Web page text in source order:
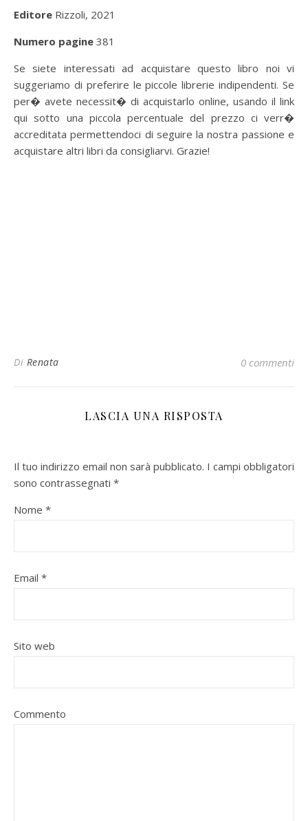
Editore Rizzoli, 2021
Numero pagine 381
Se siete interessati ad acquistare questo libro noi vi
suggeriamo di preferire le piccole librerie indipendenti. Se
per� avete necessit� di acquistarlo online, usando il link
qui sotto una piccola percentuale del prezzo ci verr�
accreditata permettendoci di seguire la nostra passione e
acquistare altri libri da consigliarvi. Grazie!
Di Renata 0 commenti
LASCIA UNA RISPOSTA
Il tuo indirizzo email non sarà pubblicato. I campi obbligatori
sono contrassegnati *
Nome *
Email *
Sito web
Commento